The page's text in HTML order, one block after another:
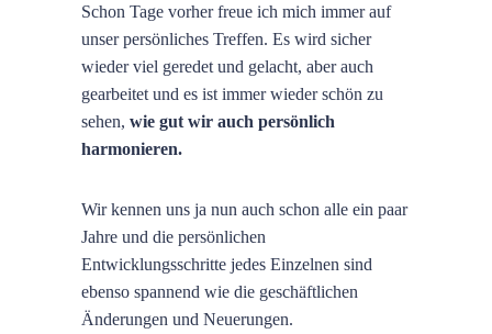
Schon Tage vorher freue ich mich immer auf
unser persönliches Treffen. Es wird sicher
wieder viel geredet und gelacht, aber auch
gearbeitet und es ist immer wieder schön zu
sehen, wie gut wir auch persönlich
harmonieren.
Wir kennen uns ja nun auch schon alle ein paar
Jahre und die persönlichen
Entwicklungsschritte jedes Einzelnen sind
ebenso spannend wie die geschäftlichen
Änderungen und Neuerungen.